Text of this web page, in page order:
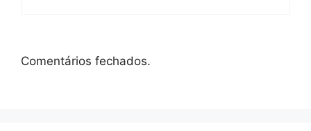
Comentários fechados.